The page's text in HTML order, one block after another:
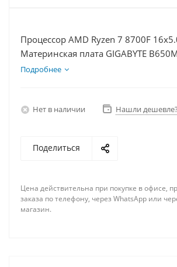
Процессор AMD Ryzen 7 8700F
Материнская плата GIGABYTE
Видеокарта GTX 1650 4Гб, Память
Подробнее
Нет в наличии Нашли дешевле?
Поделиться
Цена действительна при покупке в офисе,
заказа по телефону, через WhatsApp или
магазин.